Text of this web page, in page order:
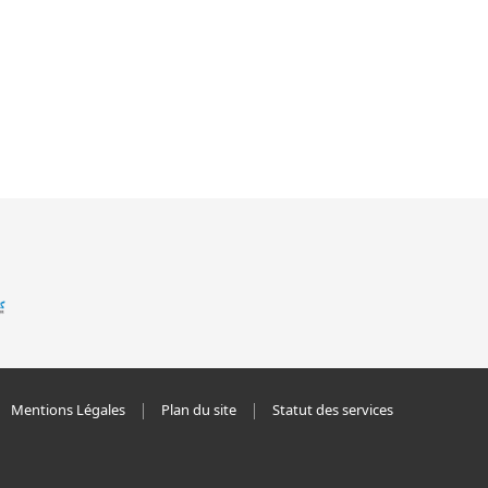
Mentions Légales Plan du site Statut des services